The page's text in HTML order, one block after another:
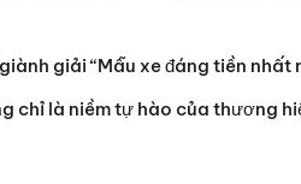
giải “Mẫu xe đáng tiền nhất
là niềm tự hào của thương